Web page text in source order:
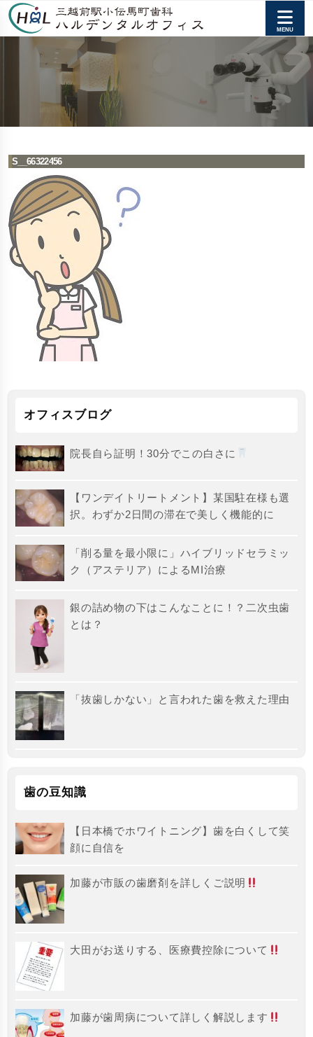
S__66322456
オフィスブログ
院長自ら証明！30分でこの白さに
【ワンデイトリートメント】某国駐在様も選
択。わずか2日間の滞在で美しく機能的に
「削る量を最小限に」ハイブリッドセラミッ
ク（アステリア）によるMI治療
銀の詰め物の下はこんなことに！？二次虫歯
とは？
「抜歯しかない」と言われた歯を救えた理由
歯の豆知識
【日本橋でホワイトニング】歯を白くして笑
顔に自信を
加藤が市販の歯磨剤を詳しくご説明
大田がお送りする、医療費控除について
加藤が歯周病について詳しく解説します